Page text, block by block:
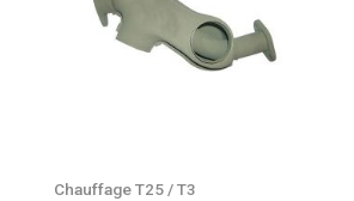
Chauffage T25 / T3